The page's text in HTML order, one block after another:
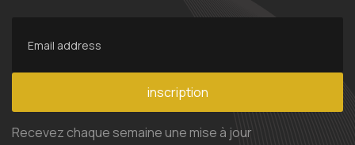
inscription
Recevez chaque semaine une mise à jour